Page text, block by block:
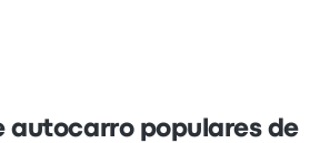
autocarro populares de